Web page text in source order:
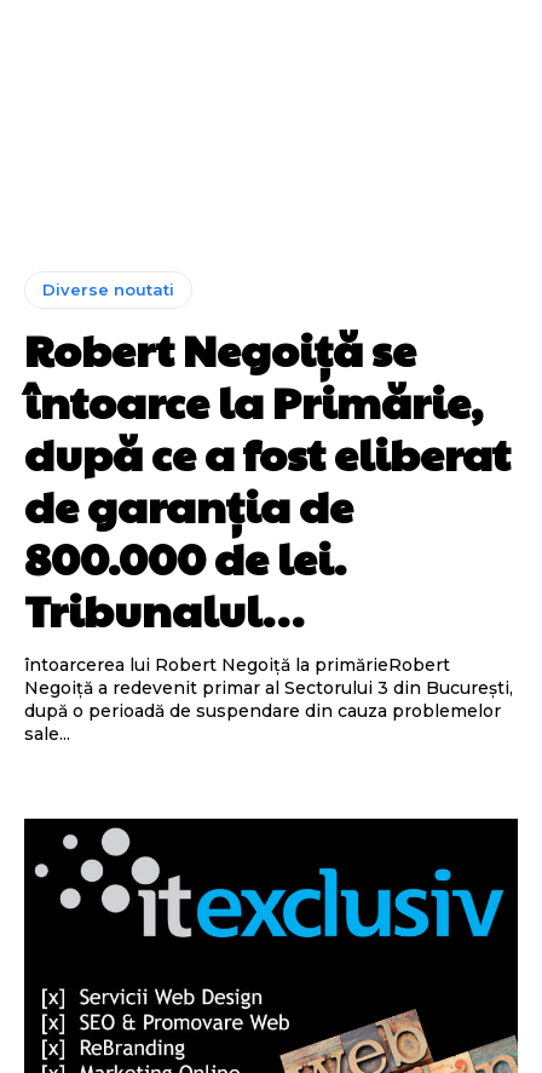
Diverse noutati
Robert Negoiță se
întoarce la Primărie,
după ce a fost eliberat
de garanția de
800.000 de lei.
Tribunalul…
întoarcerea lui Robert Negoiță la primărieRobert
Negoiță a redevenit primar al Sectorului 3 din București,
după o perioadă de suspendare din cauza problemelor
sale...